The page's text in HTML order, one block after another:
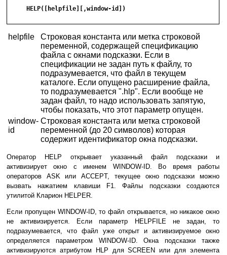
     HELP([helpfile][,window-id])
helpfile
Строковая константа или метка строковой
переменной, содержащей спецификацию
файла с окнами подсказки. Если в
спецификации не задан путь к файлу, то
подразумевается, что файл в текущем
каталоге. Если опущено расширение файла,
то подразумевается ".hlp". Если вообще не
задан файл, то надо использовать запятую,
чтобы показать, что этот параметр опущен.
window-
id
Строковая константа или метка строковой
переменной (до 20 символов) которая
содержит идентификатор окна подсказки.
Оператор HELP открывает указанный файл подсказки и
активизирует окно с именем WINDOW-ID. Во время работы
операторов ASK или ACCEPT, текущее окно подсказки можно
вызвать нажатием клавиши F1. Файлы подсказки создаются
утилитой Кларион HELPER.
Если пропущен WINDOW-ID, то файл открывается, но никакое окно
не активизируется. Если параметр HELPFILE не задан, то
подразумевается, что файл уже открыт и активизируемое окно
определяется параметром WINDOW-ID. Окна подсказки также
активизируются атрибутом HLP для SCREEN или для элемента